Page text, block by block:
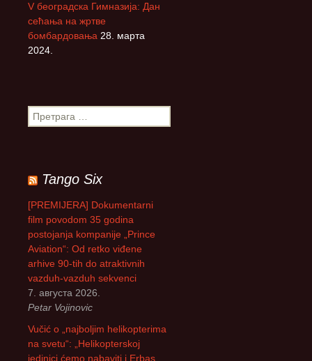
V београдска Гимназија: Дан
сећања на жртве
бомбардовања 28. марта
2024.
П
р
а
г
а
з
а
:
Tango Six
[PREMIJERA] Dokumentarni
film povodom 35 godina
postojanja kompanije „Prince
Aviation“: Od retko viđene
arhive 90-tih do atraktivnih
vazduh-vazduh sekvenci
7. августа 2026.
Petar Vojinovic
Vučić o „najboljim helikopterima
na svetu“: „Helikopterskoj
jedinici ćemo nabaviti i Erbas